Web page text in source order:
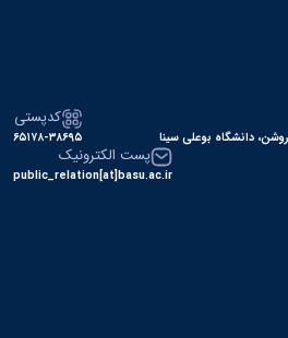
دانشگاه بوعلی سینا
کدپستی
۶۵۱۷۸-۳۸۶۹۵
پست الکترونیک
public_relation[at]basu.ac.ir